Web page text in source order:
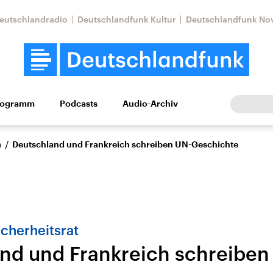
Deutschlandfunk Kultur Deutschlandfunk
Wissen Kultur Europa
Nahostkonflikt
Iran
Podcasts Audio-Archiv
/ Deutschland und Frankreich schreiben UN-Geschichte
und Frankreich schreiben